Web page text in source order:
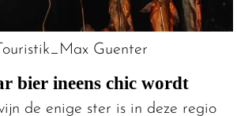
Guenter
bier ineens chic wordt
de enige ster is in deze regio